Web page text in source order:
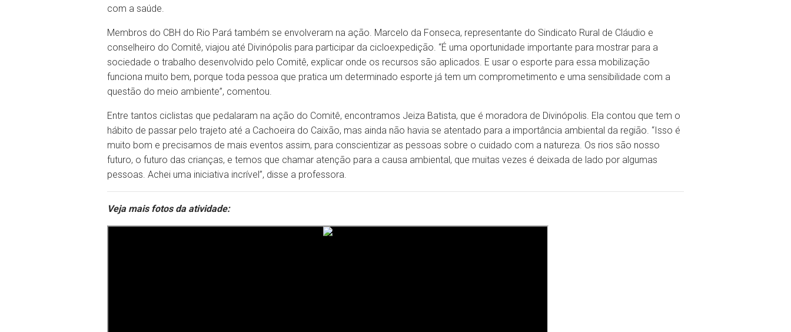
com a saúde.
Membros do CBH do Rio Pará também se envolveram na ação. Marcelo da Fonseca, representante do Sindicato Rural de Cláudio e
conselheiro do Comitê, viajou até Divinópolis para participar da cicloexpedição. “É uma oportunidade importante para mostrar para a
sociedade o trabalho desenvolvido pelo Comitê, explicar onde os recursos são aplicados. E usar o esporte para essa mobilização
funciona muito bem, porque toda pessoa que pratica um determinado esporte já tem um comprometimento e uma sensibilidade com a
questão do meio ambiente”, comentou.
Entre tantos ciclistas que pedalaram na ação do Comitê, encontramos Jeiza Batista, que é moradora de Divinópolis. Ela contou que tem o
hábito de passar pelo trajeto até a Cachoeira do Caixão, mas ainda não havia se atentado para a importância ambiental da região. “Isso é
muito bom e precisamos de mais eventos assim, para conscientizar as pessoas sobre o cuidado com a natureza. Os rios são nosso
futuro, o futuro das crianças, e temos que chamar atenção para a causa ambiental, que muitas vezes é deixada de lado por algumas
pessoas. Achei uma iniciativa incrível”, disse a professora.
Veja mais fotos da atividade: